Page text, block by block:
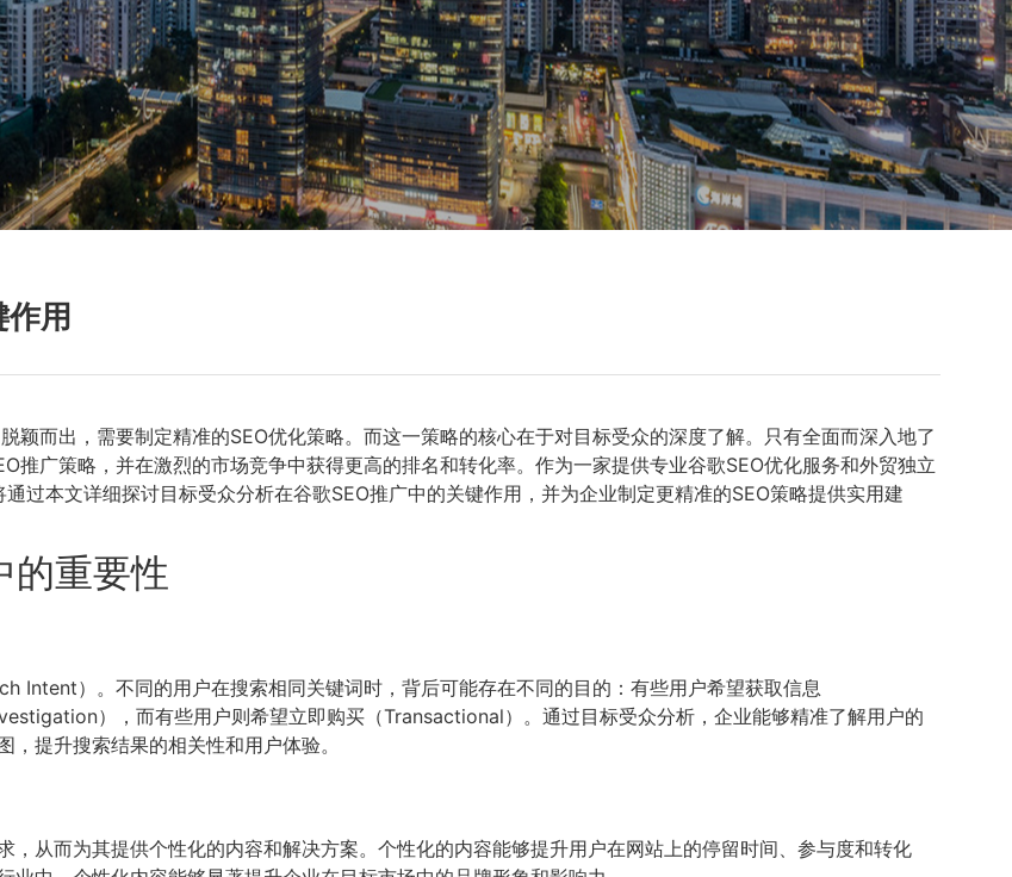
用
颖而出，需要制定精准的SEO优化策略。而这一策略的核心在于对目标受众的深度了解。只有全面而深入地了
推广策略，并在激烈的市场竞争中获得更高的排名和转化率。作为一家提供专业谷歌SEO优化服务和外贸独立
本文详细探讨目标受众分析在谷歌SEO推广中的关键作用，并为企业制定更精准的SEO策略提供实用建
的重要性
Intent）。不同的用户在搜索相同关键词时，背后可能存在不同的目的：有些用户希望获取信息
），而有些用户则希望立即购买（Transactional）。通过目标受众分析，企业能够精准了解用户的
提升搜索结果的相关性和用户体验。
，从而为其提供个性化的内容和解决方案。个性化的内容能够提升用户在网站上的停留时间、参与度和转化